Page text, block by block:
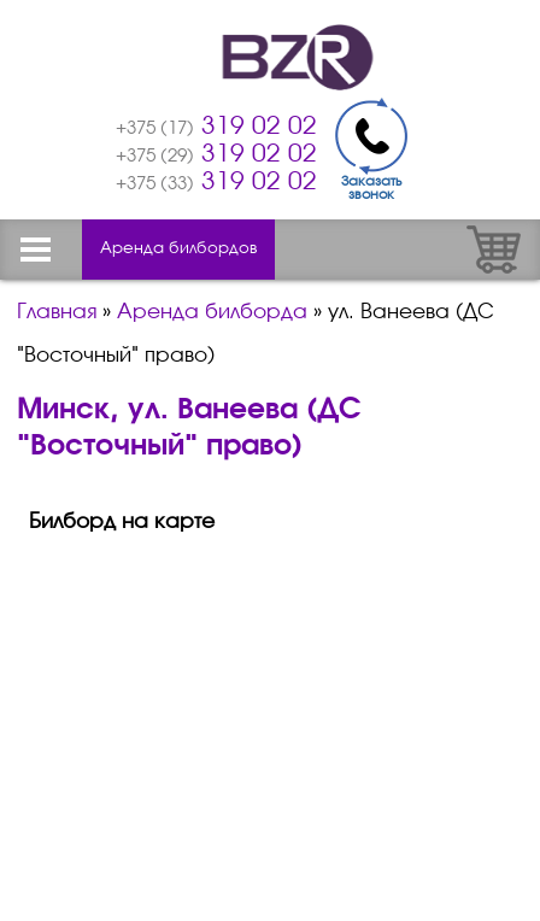
+375 (17) 319 02 02
+375 (29) 319 02 02
+375 (33) 319 02 02
Заказать
звонок
Аренда билбордов
Главная »Аренда билборда »ул. Ванеева (ДС
"Восточный" право)
Минск, ул. Ванеева (ДС
"Восточный" право)
Билборд на карте